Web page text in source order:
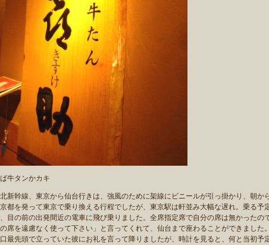
牛タンかカキ
新幹線、東京から仙台行きは、強風のために架線にビニールが引っ掛かり、朝か
都を発って東京で乗り換える行程でしたが、東京駅は軒並み大幅な遅れ。乗る予
目の前の出発間近の電車に飛び乗りました。全席指定席で自分の席は無かったの
席を遠慮なく使って下さい」と言ってくれて、仙台まで座わることができました
最先頭で立っていた彼にお礼を言って降りましたが、時計を見ると、何と当初予